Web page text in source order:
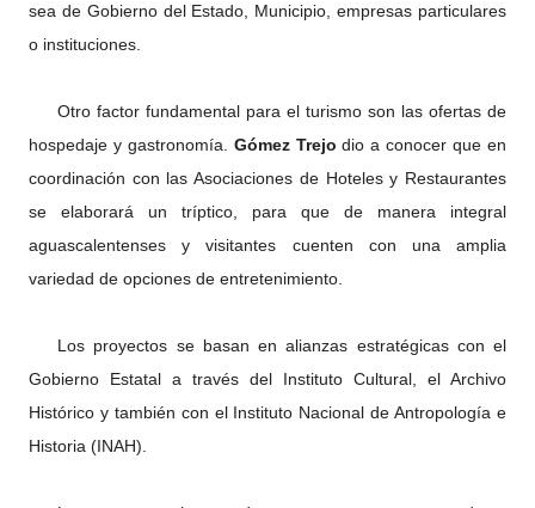
sea de Gobierno del Estado, Municipio, empresas particulares
o instituciones.
Otro factor fundamental para el turismo son las ofertas de
hospedaje y gastronomía. Gómez Trejo dio a conocer que en
coordinación con las Asociaciones de Hoteles y Restaurantes
se elaborará un tríptico, para que de manera integral
aguascalentenses y visitantes cuenten con una amplia
variedad de opciones de entretenimiento.
Los proyectos se basan en alianzas estratégicas con el
Gobierno Estatal a través del Instituto Cultural, el Archivo
Histórico y también con el Instituto Nacional de Antropología e
Historia (INAH).